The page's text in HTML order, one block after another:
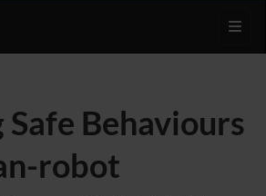
Safe Behaviours
robot